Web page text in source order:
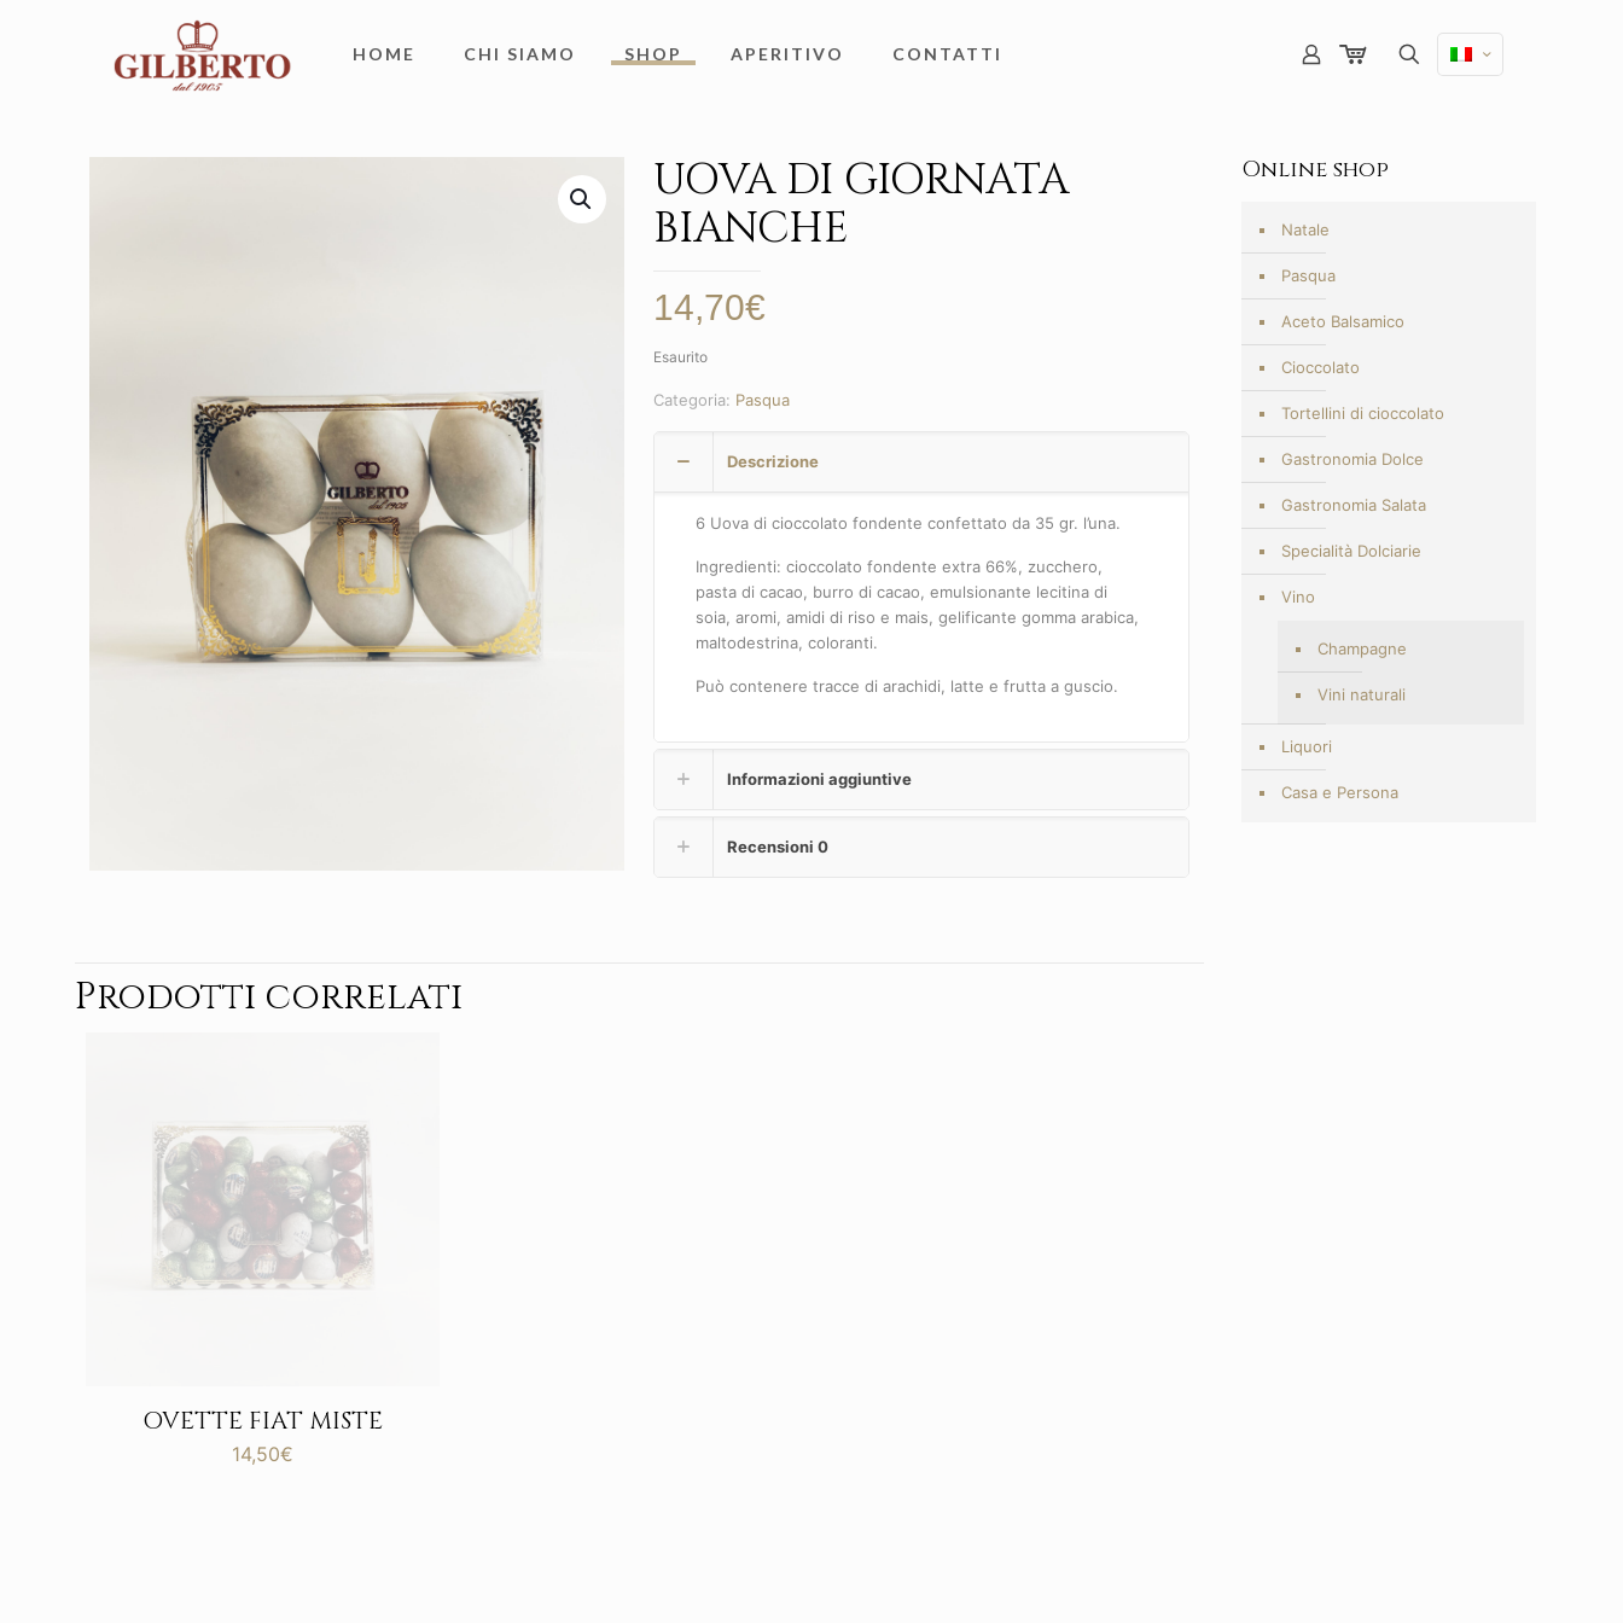
HOME CHI SIAMO SHOP APERITIVO CONTATTI
UOVA DI GIORNATA
BIANCHE
14,70€
Esaurito
Categoria: Pasqua
Descrizione
6 Uova di cioccolato fondente confettato da 35 gr. l’una.
Ingredienti: cioccolato fondente extra 66%, zucchero,
pasta di cacao, burro di cacao, emulsionante lecitina di
soia, aromi, amidi di riso e mais, gelificante gomma arabica,
maltodestrina, coloranti.
Può contenere tracce di arachidi, latte e frutta a guscio.
Informazioni aggiuntive
Recensioni0
Prodotti correlati
OVETTE FIAT MISTE
14,50€
Online shop
Natale
Pasqua
Aceto Balsamico
Cioccolato
Tortellini di cioccolato
Gastronomia Dolce
Gastronomia Salata
Specialità Dolciarie
Vino
Champagne
Vini naturali
Liquori
Casa e Persona